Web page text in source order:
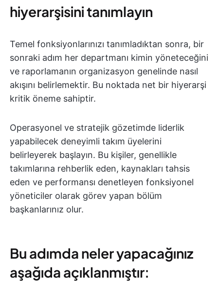
hiyerarşisini tanımlayın
Temel fonksiyonlarınızı tanımladıktan sonra, bir
sonraki adım her departmanı kimin yöneteceğini
ve raporlamanın organizasyon genelinde nasıl
akışını belirlemektir. Bu noktada net bir hiyerarşi
kritik öneme sahiptir.
Operasyonel ve stratejik gözetimde liderlik
yapabilecek deneyimli takım üyelerini
belirleyerek başlayın. Bu kişiler, genellikle
takımlarına rehberlik eden, kaynakları tahsis
eden ve performansı denetleyen fonksiyonel
yöneticiler olarak görev yapan bölüm
başkanlarınız olur.
Bu adımda neler yapacağınız
aşağıda açıklanmıştır: